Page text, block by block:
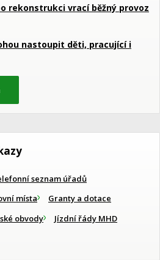
rekonstrukci vrací běžný provoz
nastoupit děti, pracující i
seznam úřadů
místa
Granty a dotace
obvody Jízdní řády MHD